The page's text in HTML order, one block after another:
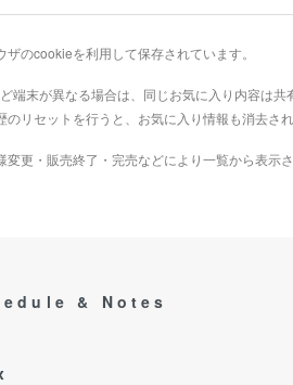
のcookieを利用して保存されています。
端末が異なる場合は、同じお気に入り内容は共
リセットを行うと、お気に入り情報も消去さ
更・販売終了・完売などにより一覧から表示
& Notes